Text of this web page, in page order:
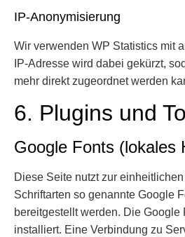
IP-Anonymisierung
Wir verwenden WP Statistics mit
IP-Adresse wird dabei gekürzt,
mehr direkt zugeordnet werden
6. Plugins und
Google Fonts (lokales
Diese Seite nutzt zur
Schriftarten so genannte Google
bereitgestellt werden. Die Google
installiert. Eine Verbindung zu